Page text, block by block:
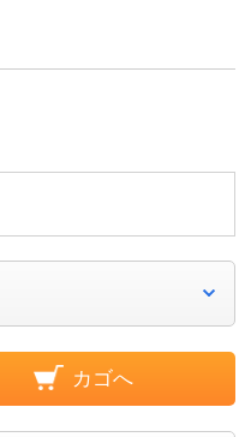
カゴへ